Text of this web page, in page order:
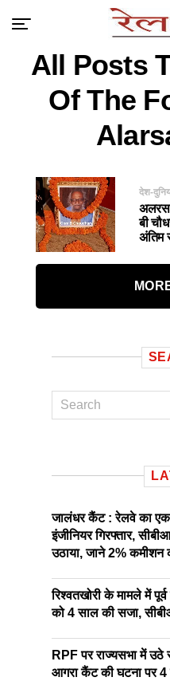
All Posts
Of The
देश-
बी
अंतिम
जालंधर कैंट : रेलवे का
इंजीनियर गिरफ्तार,
उठाया, जाने 2% कमीशन
रिश्वतखोरी के मामले में
को 4 साल की सजा,
RPF पर राज्यसभा में उठे
आगरा कैंट की घटना पर